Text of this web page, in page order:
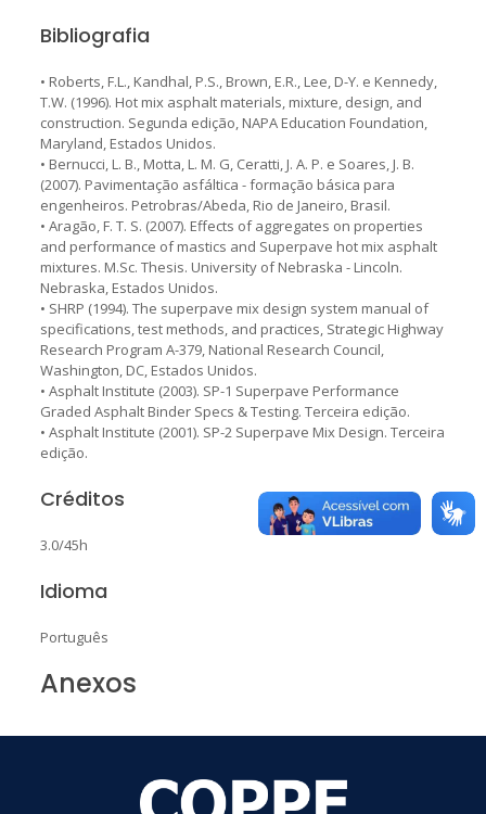
Bibliografia
• Roberts, F.L., Kandhal, P.S., Brown, E.R., Lee, D-Y. e Kennedy,
T.W. (1996). Hot mix asphalt materials, mixture, design, and
construction. Segunda edição, NAPA Education Foundation,
Maryland, Estados Unidos.
• Bernucci, L. B., Motta, L. M. G, Ceratti, J. A. P. e Soares, J. B.
(2007). Pavimentação asfáltica - formação básica para
engenheiros. Petrobras/Abeda, Rio de Janeiro, Brasil.
• Aragão, F. T. S. (2007). Effects of aggregates on properties
and performance of mastics and Superpave hot mix asphalt
mixtures. M.Sc. Thesis. University of Nebraska - Lincoln.
Nebraska, Estados Unidos.
• SHRP (1994). The superpave mix design system manual of
specifications, test methods, and practices, Strategic Highway
Research Program A-379, National Research Council,
Washington, DC, Estados Unidos.
• Asphalt Institute (2003). SP-1 Superpave Performance
Graded Asphalt Binder Specs & Testing. Terceira edição.
• Asphalt Institute (2001). SP-2 Superpave Mix Design. Terceira
edição.
Créditos
3.0/45h
Idioma
Português
Anexos